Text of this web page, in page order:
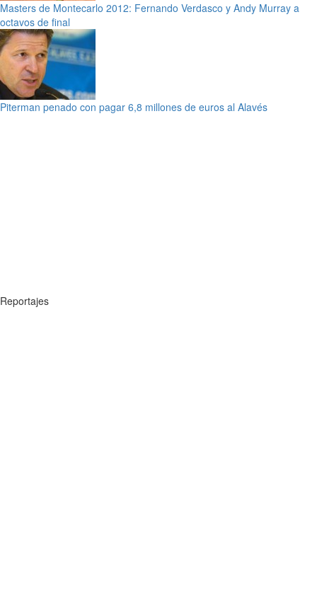
Masters de Montecarlo 2012: Fernando Verdasco y Andy Murray a
octavos de final
Piterman penado con pagar 6,8 millones de euros al Alavés
Reportajes